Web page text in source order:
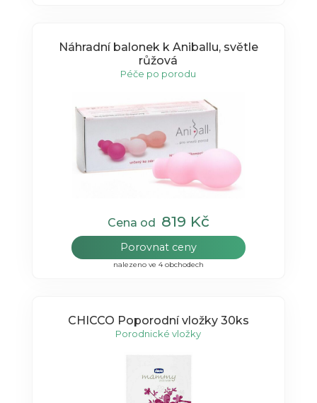
Náhradní balonek k Aniballu, světle
růžová
Péče po porodu
Cena od 819 Kč
Porovnat ceny
nalezeno ve 4 obchodech
CHICCO Poporodní vložky 30ks
Porodnické vložky